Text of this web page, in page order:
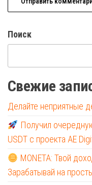
Поиск
Свежие
Делайте неприятные
Получил
USDT с проекта AE
MONETA: Твой
Зарабатывай на